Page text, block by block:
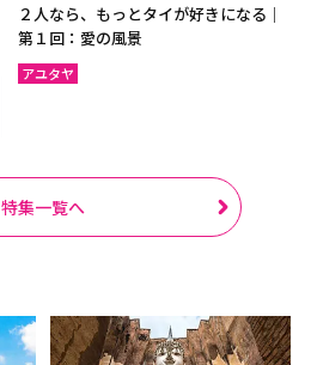
アーントーン
ロッブリー
サムットサーコーン
シンブリー
２人なら、もっとタイが好きになる｜
第１回：愛の風景
アユタヤ
特集一覧へ